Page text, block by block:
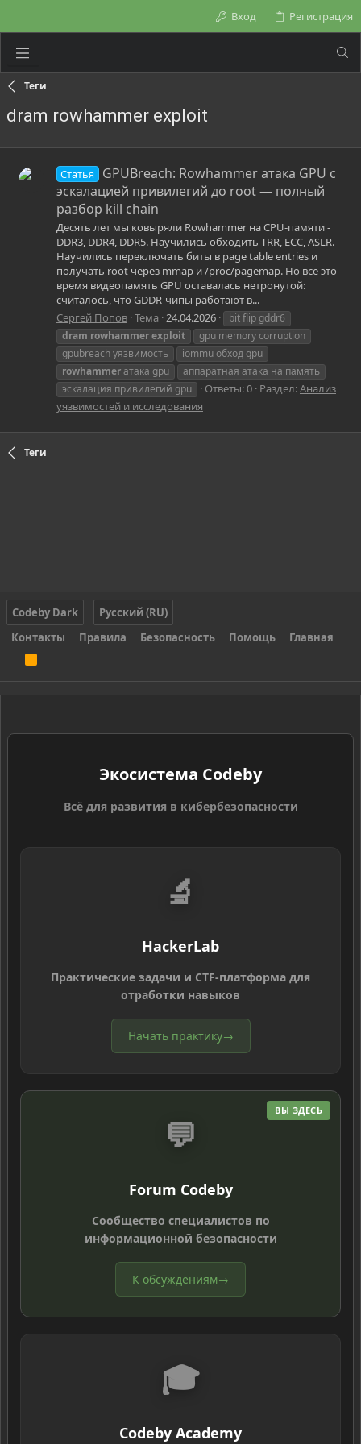
Вход Регистрация
Теги
dram rowhammer exploit
Статья
GPUBreach: Rowhammer атака GPU с
эскалацией привилегий до root — полный
разбор kill chain
Десять лет мы ковыряли Rowhammer на CPU-памяти -
DDR3, DDR4, DDR5. Научились обходить TRR, ECC, ASLR.
Научились переключать биты в page table entries и
получать root через mmap и /proc/pagemap. Но всё это
время видеопамять GPU оставалась нетронутой:
считалось, что GDDR-чипы работают в...
Сергей Попов Тема 24.04.2026
bit flip gddr6
dram rowhammerexploit
gpu memory corruption
gpubreach уязвимость
iommu обход gpu
rowhammerатака gpu
аппаратная атака на память
эскалация привилегий gpu
Ответы: 0 Раздел:Анализ
уязвимостей и исследования
Теги
Codeby Dark
Русский (RU)
Контакты
Правила Безопасность Помощь Главная
S
Экосистема Codeby
Всё для развития в кибербезопасности
🔬
HackerLab
Практические задачи и CTF-платформа для
отработки навыков
Начать практику→
ВЫ ЗДЕСЬ
💬
Forum Codeby
Сообщество специалистов по
информационной безопасности
К обсуждениям→
🎓
Codeby Academy